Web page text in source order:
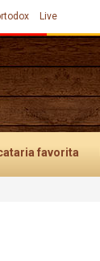
Live
favorita